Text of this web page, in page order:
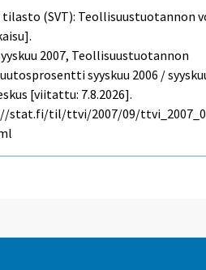
(SVT): Teollisuustuotannon
2007, Teollisuustuotannon
syyskuu 2006 /
[viitattu: 7.8.2026].
stat.fi/til/ttvi/2007/09/